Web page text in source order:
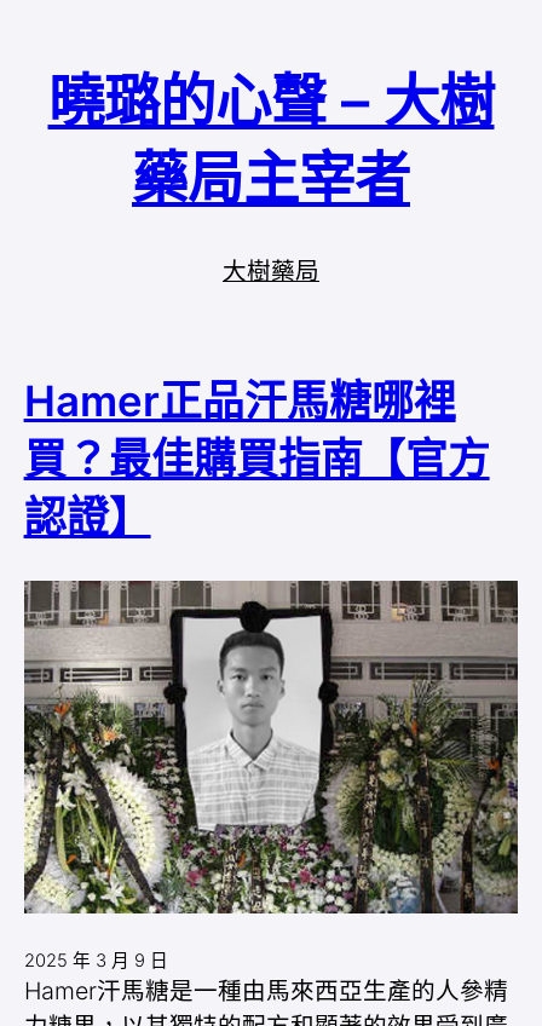
曉璐的心聲 – 大樹
藥局主宰者
大樹藥局
Hamer正品汗馬糖哪裡
買？最佳購買指南【官方
認證】
2025 年 3 月 9 日
Hamer汗馬糖是一種由馬來西亞生產的人參精